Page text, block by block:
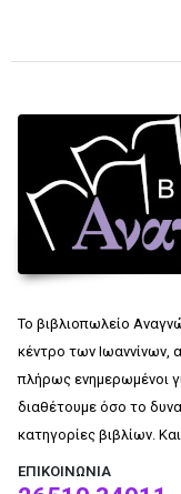
Το βιβλιοπωλείο
κέντρο των Ιωαννίνων,
πλήρως ενημερωμένοι
διαθέτουμε όσο το
κατηγορίες βιβλίων.
ΕΠΙΚΟΙΝΩΝΊΑ